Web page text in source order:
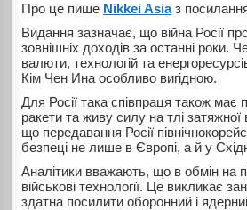
Про це пише Nikkei Asiaз
Видання зазначає, що війна Росії
зовнішніх доходів за останні роки.
валюти, технологій та
Кім Чен Ина особливо вигідною.
Для Росії така співпраця також
ракети та живу силу на тлі
що передавання Росії
безпеці не лише в Європі, а й у
Аналітики вважають, що в обмін на
військові технології. Це викликає
здатна посилити оборонний і